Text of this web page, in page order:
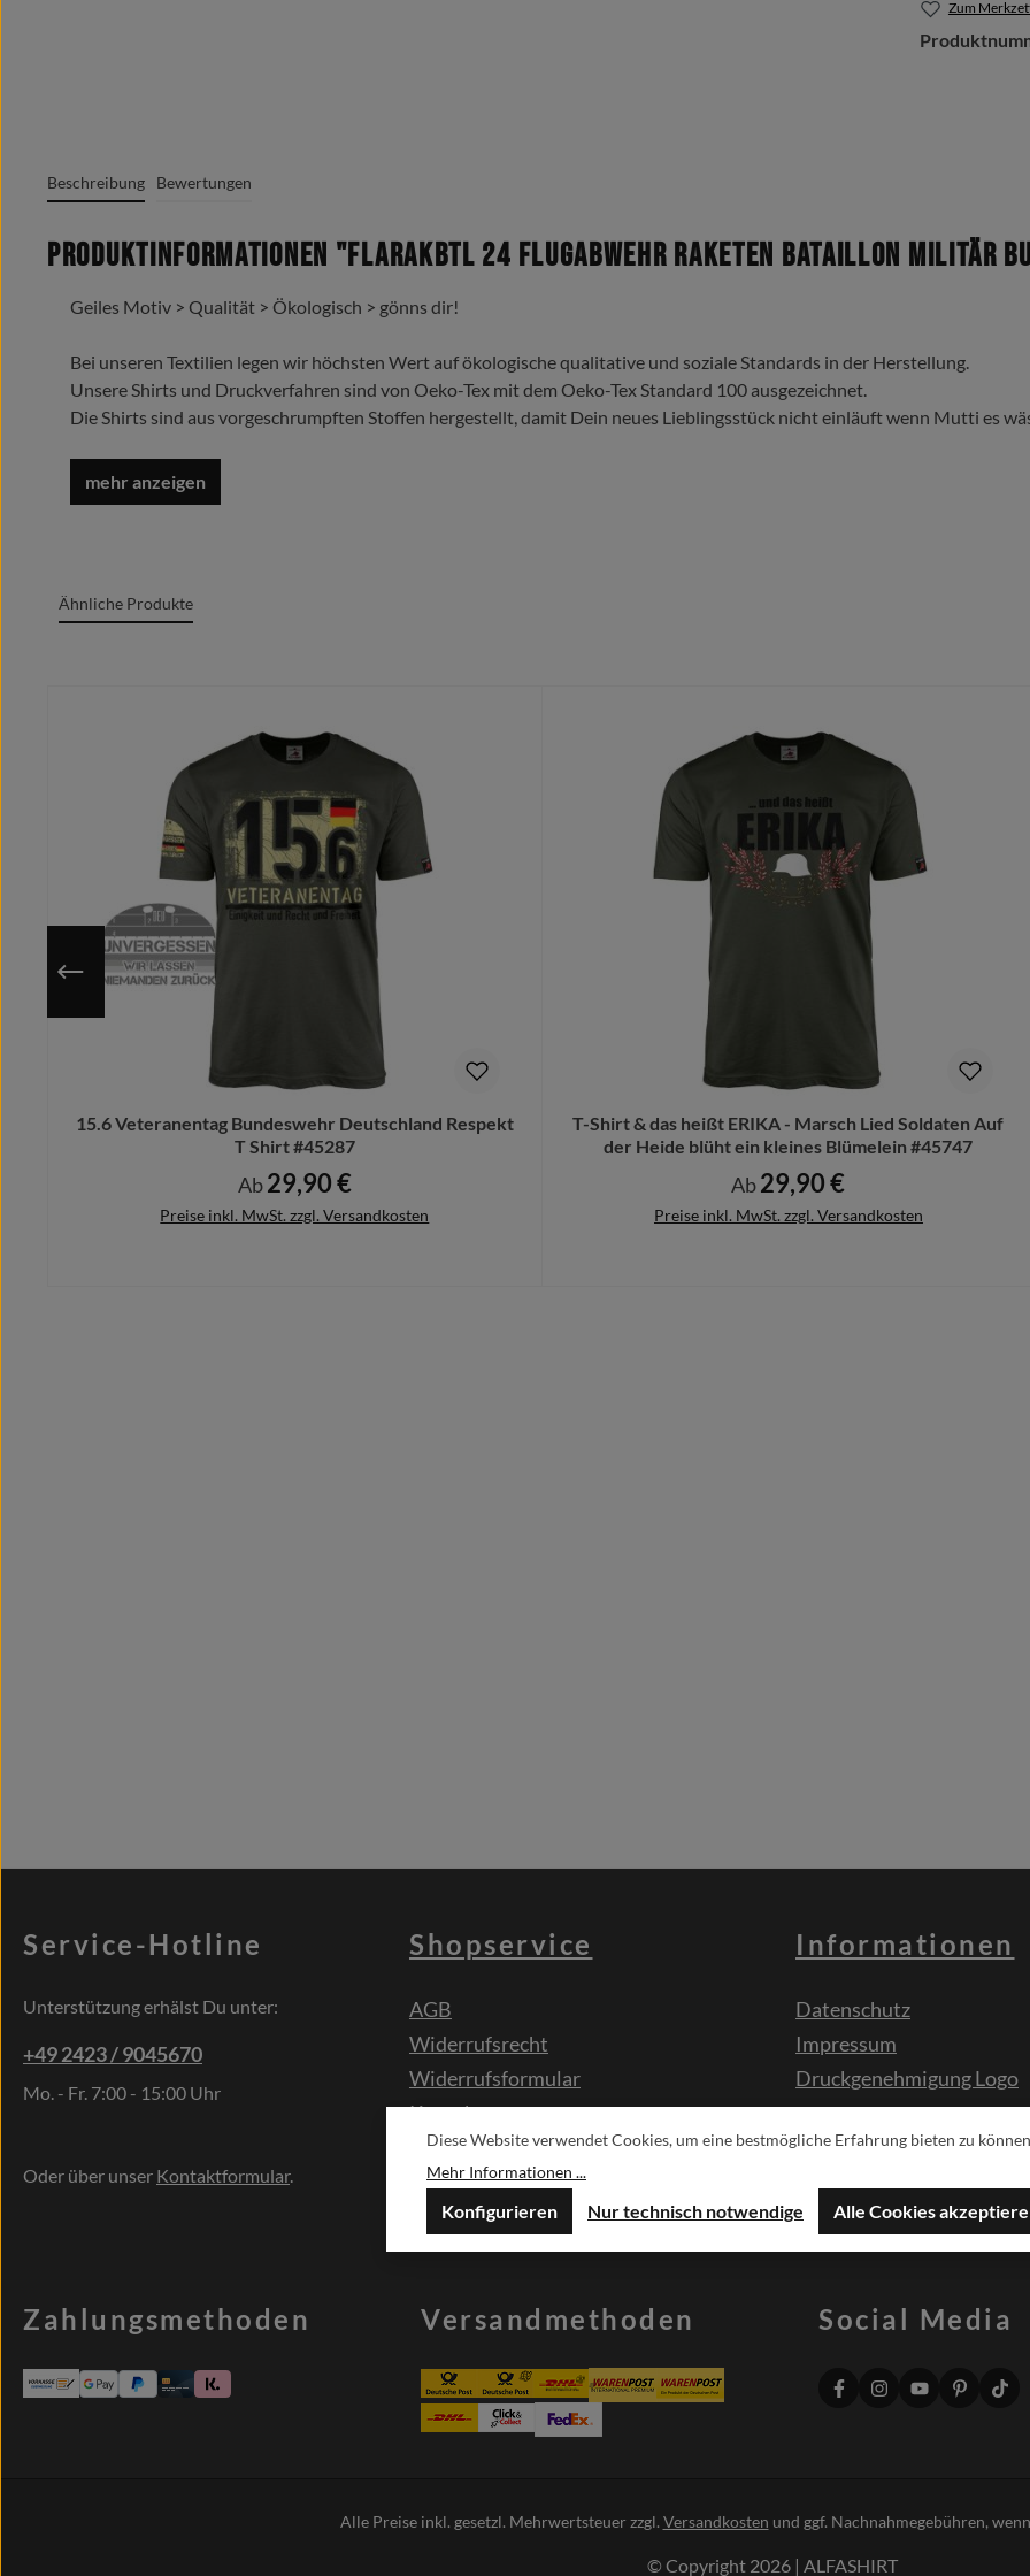
Zum
Beschreibung Bewertungen
Produktinformationen "FlaRakBtl 24 Flugabwehr Raketen Bataillon Militär
Geiles Motiv > Qualität > Ökologisch > gönns dir!
Bei unseren Textilien legen wir höchsten Wert auf ökologische qualitative und soziale Standards in der Herstellung.
Unsere Shirts und Druckverfahren sind von Oeko-Tex mit dem Oeko-Tex Standard 100 ausgezeichnet.
Die Shirts sind aus vorgeschrumpften Stoffen hergestellt, damit Dein neues Lieblingsstück nicht einläuft wenn Mutti es
Trage es liebe es lebe es !
100% Baumwolle/cotton/coton(m.)/Algodón
Moderner zeitgemäßer Schnitt
Optimale Wärmeübertragung, angenehmes Tragegefühl
Extrem glatte und fusselfreie Oberfläche
Kragenband im Nacken für cleanes Finish
Individuell auf deine ausgewählte Größe gedruckt
Nutze die hinterlegte Größentabelle um sicher zu gehen, dass du die richtige Größe wählst.
Da das Motiv erst nach Bestelleingang auf deine gewählte Größe gedruckt wird, ist ein Umtausch nur aus
Du hast eine bessere/eigene Idee?
Schicke uns Deinen Motivwunsch vorab und wir designen Deinen Produktvorschlag kostenlos.
Bitte beachte hierbei, dass nach dem Kauf keine Änderungen mehr vorgenommen werden können.
Ähnliche Produkte
15.6 Veteranentag Bundeswehr Deutschland Respekt
T Shirt #45287
Regulärer Preis:
Ab29,90 €
Preise inkl. MwSt. zzgl. Versandkosten
T-Shirt & das heißt ERIKA - Marsch Lied Soldaten Auf
der Heide blüht ein kleines Blümelein #45747
Regulärer Preis:
Ab29,90 €
Preise inkl. MwSt. zzgl. Versandkosten
Service-Hotline
Unterstützung erhälst Du unter:
+49 2423 / 9045670
Mo. - Fr. 7:00 - 15:00 Uhr
Oder über unser Kontaktformular.
Shopservice
AGB
Widerrufsrecht
Widerrufsformular
Kontakt
Sonderwünsche
Informationen
Datenschutz
Impressum
Druckgenehmigung Logo
Zahlungsmethoden Versandmethoden Social Media
Alle Preise inkl. gesetzl. Mehrwertsteuer zzgl. Versandkosten und ggf. Nachnahmegebühren,
© Copyright 2026 | ALFASHIRT
Diese Website verwendet Cookies, um eine bestmögliche Erfahrung bieten zu
Mehr Informationen ...
Nur technisch notwendige
Konfigurieren Alle Cookies